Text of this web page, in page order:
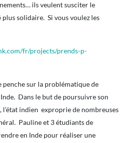
ils veulent susciter le
solidaire. Si vous voulez les
fr/projects/prends-p-
penche sur la problématique de
Dans le but de poursuivre son
indien exproprie de nombreuses
Pauline et 3 étudiants de
en Inde pour réaliser une